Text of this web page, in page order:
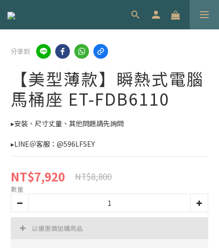
分享到
【美型薄款】瞬熱式電腦
馬桶座 ET-FDB6110
▸安裝、尺寸丈量、其他問題請先詢問
▸LINE＠客服：@596LFSEY
NT$7,920 NT$8,800
數量
以優惠價加購商品